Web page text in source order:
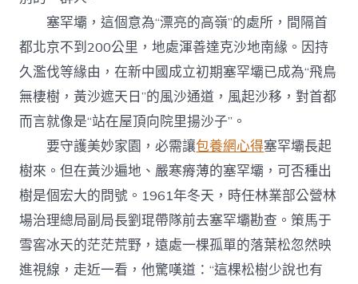
塞罕壩，這個意為“漂亮的高嶺”的處所，間隔首
都北京不到200公里，地處渾善達克沙地南緣。因持
久濫伐等緣由，在新中國成立初期塞罕壩已成為“飛鳥
無棲樹，黃沙遮天日”的風沙通道，風起沙移，對首都
而言就像是“站在屋頂向院里揚沙子”。
要守護美妙家園，必需讓包養網心得塞罕壩長起
樹來。但在黃沙遍地、嚴寒瘠薄的塞罕壩，可否種出
樹是個宏大的問號。1961年冬天，時任林業部公營林
場治理總局副局長劉琨帶隊前去塞罕壩勘查。策馬于
雪窖冰天的茫茫荒野，遠處一棵孤單的落葉松忽然映
進視線，走近一看，他驚嘆道：“這棵松樹少說也有